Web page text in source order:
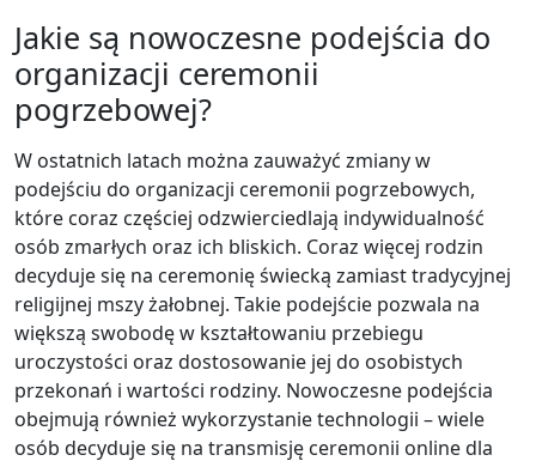
Jakie są nowoczesne podejścia do
organizacji ceremonii
pogrzebowej?
W ostatnich latach można zauważyć zmiany w
podejściu do organizacji ceremonii pogrzebowych,
które coraz częściej odzwierciedlają indywidualność
osób zmarłych oraz ich bliskich. Coraz więcej rodzin
decyduje się na ceremonię świecką zamiast tradycyjnej
religijnej mszy żałobnej. Takie podejście pozwala na
większą swobodę w kształtowaniu przebiegu
uroczystości oraz dostosowanie jej do osobistych
przekonań i wartości rodziny. Nowoczesne podejścia
obejmują również wykorzystanie technologii – wiele
osób decyduje się na transmisję ceremonii online dla